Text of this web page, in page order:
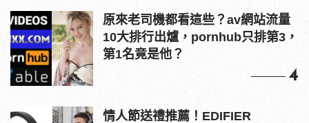
原來老司機都看這些？av網站流量
10大排行出爐，pornhub只排第3，
第1名竟是他？
4
情人節送禮推薦！EDIFIER